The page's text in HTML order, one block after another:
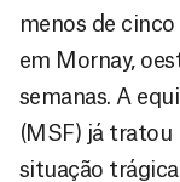
menos de
em Mornay,
semanas. A
(MSF) já tratou
situação